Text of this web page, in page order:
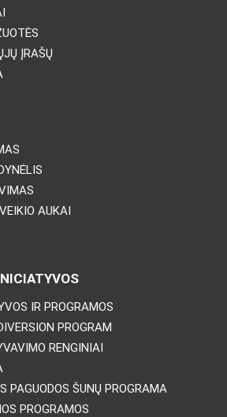
ĮRAŠŲ
AUKAI
IR PROGRAMOS
PROGRAM
RENGINIAI
PAGUODOS ŠUNŲ PROGRAMA
PROGRAMOS